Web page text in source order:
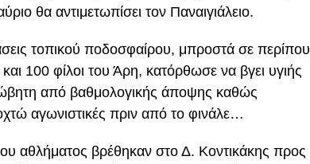
θα αντιμετωπίσει τον Παναιγιάλειο.
τοπικού ποδοσφαίρου, μπροστά σε περίπου
100 φίλοι του Άρη, κατόρθωσε να βγει υγιής
από βαθμολογικής άποψης καθώς
αγωνιστικές πριν από το φινάλε…
αθλήματος βρέθηκαν στο Δ. Κοντικάκης προς